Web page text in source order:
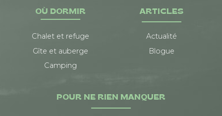
OÙ DORMIR
Chalet et refuge
Gîte et auberge
Camping
ARTICLES
Actualité
Blogue
POUR NE RIEN MANQUER